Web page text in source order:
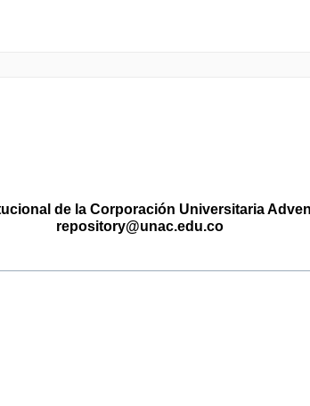
de la Corporación Universitaria
repository@unac.edu.co